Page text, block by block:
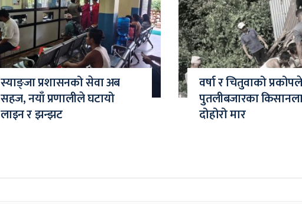
स्याङ्जा प्रशासनको सेवा अब
सहज, नयाँ प्रणालीले घटायो
लाइन र झन्झट
वर्षा र चितुवाको प्रकोपले
पुतलीबजारका
दोहोरो मार